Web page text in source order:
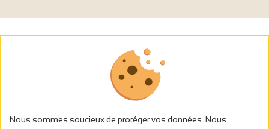
Nous sommes soucieux de protéger vos données. Nous